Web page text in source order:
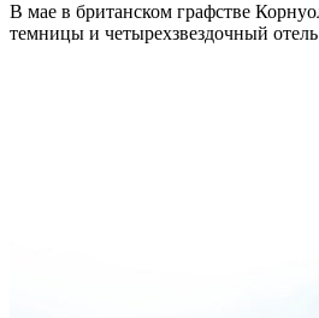
В мае в британском графстве
темницы и четырехзвездочный